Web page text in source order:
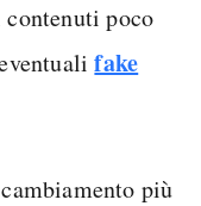
contenuti poco
fake
più